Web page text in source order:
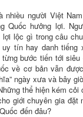
nhiều người Việt
Quốc hưởng lợi.
lợi lộc gì trong câu
tín hay danh
bước tiến tới
về cơ bản vẫn
ngày xưa và bây
thể hiện kém
giới chuyên gia
đến đâu?